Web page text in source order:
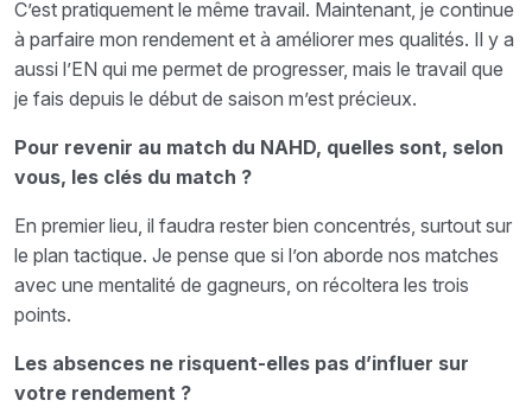
C’est pratiquement le même travail. Maintenant, je continue
à parfaire mon rendement et à améliorer mes qualités. Il y a
aussi l’EN qui me permet de progresser, mais le travail que
je fais depuis le début de saison m’est précieux.
Pour revenir au match du NAHD, quelles sont, selon
vous, les clés du match ?
En premier lieu, il faudra rester bien concentrés, surtout sur
le plan tactique. Je pense que si l’on aborde nos matches
avec une mentalité de gagneurs, on récoltera les trois
points.
Les absences ne risquent-elles pas d’influer sur
votre rendement ?